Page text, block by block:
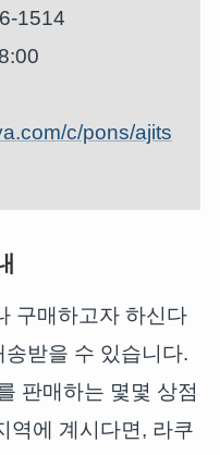
1514
c/pons/ajits
구매하고자 하신다
받을 수 있습니다.
판매하는 몇몇 상점
역에 계시다면, 라쿠